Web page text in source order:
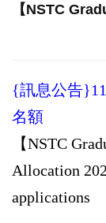
【NSTC
{訊息公告
名額
【NSTC
Allocation
applications